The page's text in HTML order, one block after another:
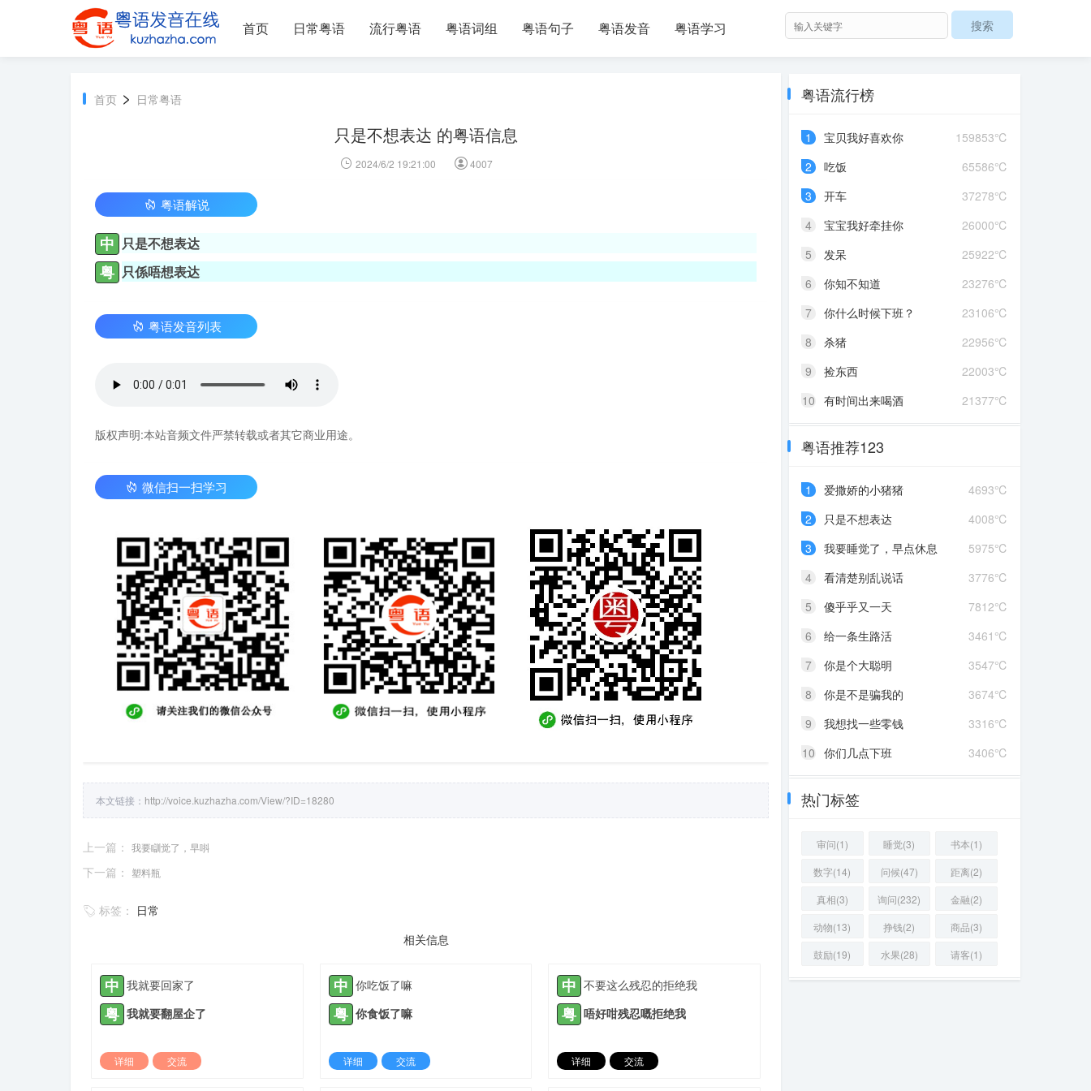
首页 日常粤语 流行粤语 粤语词组 粤语句子 粤语发音 粤语学习
首页 > 日常粤语
只是不想表达 的粤语信息
2024/6/2 19:21:00 4007
粤语解说
中 只是不想表达
粤 只係唔想表达
粤语发音列表
版权声明:本站音频文件严禁转载或者其它商业用途。
微信扫一扫学习
本文链接： http://voice.kuzhazha.com/View/?ID=18280
上一篇： 我要瞓觉了，早唞
下一篇： 塑料瓶
标签： 日常
相关信息
中 我就要回家了
粤 我就要翻屋企了
详细
交流
中 你吃饭了嘛
粤 你食饭了嘛
详细
交流
中 不要这么残忍的拒绝我
粤 唔好咁残忍嘅拒绝我
详细
交流
粤语流行榜
159853℃
1
宝贝我好喜欢你
65586℃
2
吃饭
37278℃
3
开车
26000℃
4
宝宝我好牵挂你
25922℃
5
发呆
23276℃
6
你知不知道
23106℃
7
你什么时候下班？
22956℃
8
杀猪
22003℃
9
捡东西
21377℃
10 有时间出来喝酒
粤语推荐123
4693℃
1
爱撒娇的小猪猪
4008℃
2
只是不想表达
5975℃
3
我要睡觉了，早点休息
3776℃
4
看清楚别乱说话
7812℃
5
傻乎乎又一天
3461℃
6
给一条生路活
3547℃
7
你是个大聪明
3674℃
8
你是不是骗我的
3316℃
9
我想找一些零钱
3406℃
10 你们几点下班
热门标签
审问(1) 睡觉(3)
书本(1)
数字(14)
问候(47)
距离(2)
真相(3)
询问(232)
金融(2)
动物(13)
挣钱(2)
商品(3)
鼓励(19)
水果(28) 请客(1)